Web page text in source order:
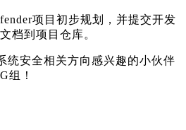
项目初步规划，并提交开发
档到项目仓库。
统安全相关方向感兴趣的小伙伴
组！